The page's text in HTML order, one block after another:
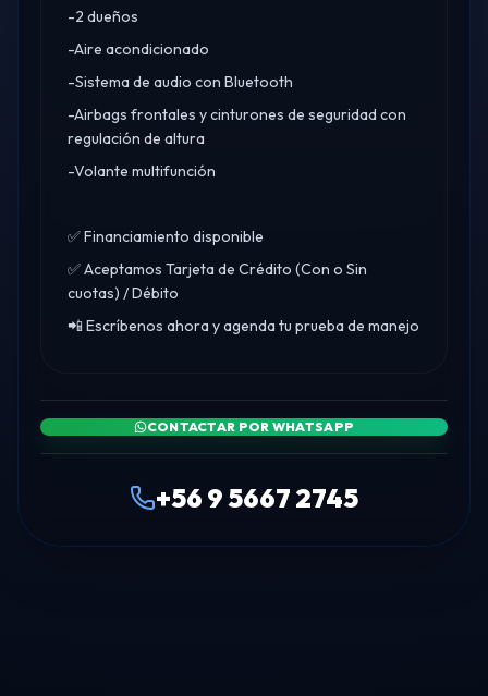
-2 dueños
-Aire acondicionado
-Sistema de audio con Bluetooth
-Airbags frontales y cinturones de seguridad con
regulación de altura
-Volante multifunción
✅ Financiamiento disponible
✅ Aceptamos Tarjeta de Crédito (Con o Sin
cuotas) / Débito
📲 Escríbenos ahora y agenda tu prueba de manejo
CONTACTAR POR WHATSAPP
+56 9 5667 2745